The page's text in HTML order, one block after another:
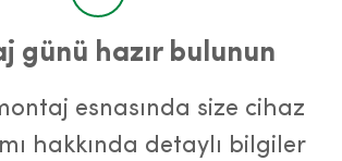
günü hazır bulunun
esnasında size cihaz
hakkında detaylı bilgiler